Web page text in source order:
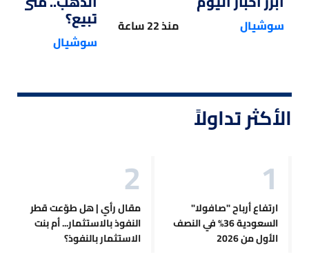
سوشيال منذ 22 ساعة تبيع؟
سوشيال
الأكثر تداولاً
ارتفاع أرباح "صافولا"
السعودية 36% في النصف
الأول من 2026
مقال رأي | هل طوّعت قطر
النفوذ بالاستثمار... أم بنت
الاستثمار بالنفوذ؟